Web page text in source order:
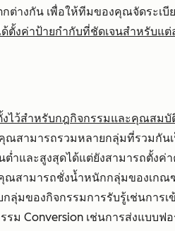
ต่างกัน เพื่อให้ทีมของคุณจัดระเบี
ด้ตั้งค่าป้ายกำกับที่ชัดเจนสำหรับ
ไว้สำหรับกฎกิจกรรมและคุณสม
ณสามารถรวมหลายกลุ่มที่รวมกัน
ำและสูงสุดได้แต่ยังสามารถตั้งค่
ณสามารถชั่งน้ำหนักกลุ่มของเก
ลุ่มของกิจกรรมการรับรู้เช่นการ
ม Conversion เช่นการส่งแบบฟ